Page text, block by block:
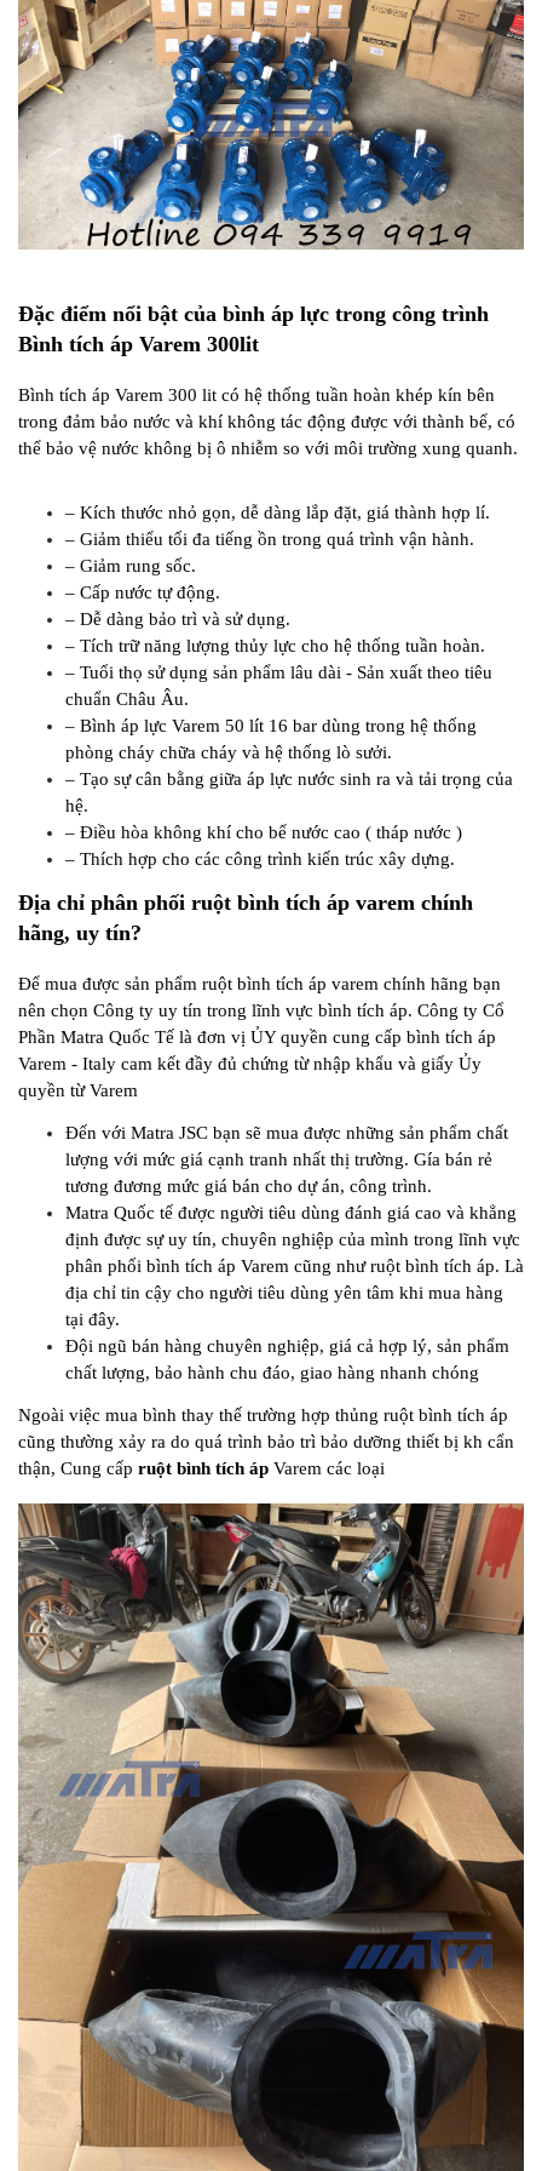
Đặc điểm nổi bật của bình áp lực trong công trình
Bình tích áp Varem 300lit
Bình tích áp Varem 300 lit có hệ thống tuần hoàn khép kín bên
trong đảm bảo nước và khí không tác động được với thành bể, có
thể bảo vệ nước không bị ô nhiễm so với môi trường xung quanh.
– Kích thước nhỏ gọn, dễ dàng lắp đặt, giá thành hợp lí.
– Giảm thiểu tối đa tiếng ồn trong quá trình vận hành.
– Giảm rung sốc.
– Cấp nước tự động.
– Dễ dàng bảo trì và sử dụng.
– Tích trữ năng lượng thủy lực cho hệ thống tuần hoàn.
– Tuổi thọ sử dụng sản phẩm lâu dài - Sản xuất theo tiêu
chuẩn Châu Âu.
– Bình áp lực Varem 50 lít 16 bar dùng trong hệ thống
phòng cháy chữa cháy và hệ thống lò sưởi.
– Tạo sự cân bằng giữa áp lực nước sinh ra và tải trọng của
hệ.
– Điều hòa không khí cho bể nước cao ( tháp nước )
– Thích hợp cho các công trình kiến trúc xây dựng.
Địa chỉ phân phối ruột bình tích áp varem chính
hãng, uy tín?
Để mua được sản phẩm ruột bình tích áp varem chính hãng bạn
nên chọn Công ty uy tín trong lĩnh vực bình tích áp. Công ty Cổ
Phần Matra Quốc Tế là đơn vị ỦY quyền cung cấp bình tích áp
Varem - Italy cam kết đầy đủ chứng từ nhập khẩu và giấy Ủy
quyền từ Varem
Đến với Matra JSC bạn sẽ mua được những sản phẩm chất
lượng với mức giá cạnh tranh nhất thị trường. Gía bán rẻ
tương đương mức giá bán cho dự án, công trình.
Matra Quốc tế được người tiêu dùng đánh giá cao và khẳng
định được sự uy tín, chuyên nghiệp của mình trong lĩnh vực
phân phối bình tích áp Varem cũng như ruột bình tích áp. Là
địa chỉ tin cậy cho người tiêu dùng yên tâm khi mua hàng
tại đây.
Đội ngũ bán hàng chuyên nghiệp, giá cả hợp lý, sản phẩm
chất lượng, bảo hành chu đáo, giao hàng nhanh chóng
Ngoài việc mua bình thay thế trường hợp thủng ruột bình tích áp
cũng thường xảy ra do quá trình bảo trì bảo dưỡng thiết bị kh cẩn
thận, Cung cấp ruột bình tích áp Varem các loại